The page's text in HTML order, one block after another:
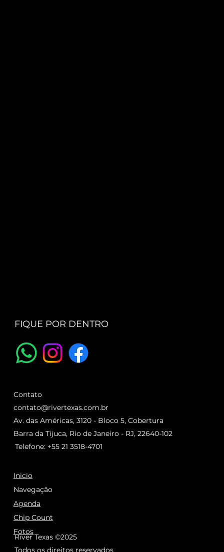
FIQUE POR DENTRO
Inicio
Agenda
Chip Count
Navegação
Fotos
River Texas ©2025
Todos os direitos reservados
Contato
contato@rivertexas.com.br
Telefone: +55 21 3518-4701
Av. das Américas, 3120 - Bloco 5, Cobertura
Barra da Tijuca, Rio de Janeiro - RJ, 22640-102